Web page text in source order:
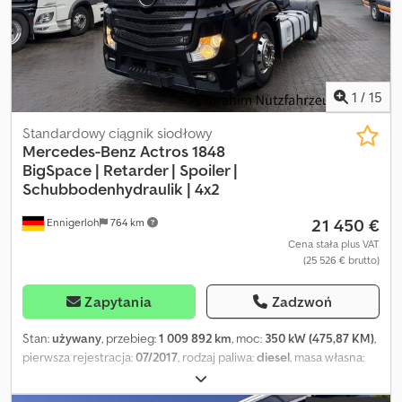
1 / 15
Ennigerloh 764 km
Standardowy ciągnik siodłowy
Mercedes-Benz Actros 1848
BigSpace | Retarder | Spoiler |
Schubbodenhydraulik | 4x2
21 450 €
Cena stała plus VAT
(25 526 € brutto)
Zapytania Zadzwoń
Stan:używany, przebieg:1 009 892 km, moc: 350 kW (475,87 KM),
pierwsza rejestracja:07/2017, rodzaj paliwa:diesel, masa własna:
, maksymalna waga ładunku:
19 000 kg, rozmiar opony:315/70 R22.5, konfiguracja osi:4x2,